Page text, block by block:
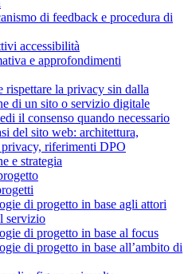
di feedback e procedura di
accessibilità
e approfondimenti
rispettare la privacy sin dalla
di un sito o servizio digitale
il consenso quando necessario
del sito web: architettura,
riferimenti DPO
e strategia
di progetto in base agli attori
servizio
di progetto in base al focus
di progetto in base all’ambito di